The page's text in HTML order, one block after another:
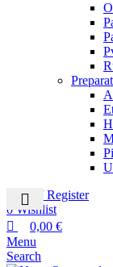
Login / Register
0 Wishlist
0,00 €
Menu
Search